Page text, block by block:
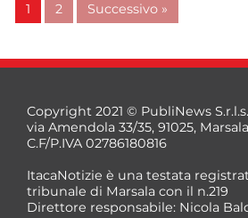
1 2 Successivo »
Copyright 2021 © PubliNews S.r.l.s.
via Amendola 33/35, 91025,
C.F/P.IVA 02786180816
ItacaNotizie è una testata
tribunale di Marsala con il n.219
Direttore responsabile: Nicola